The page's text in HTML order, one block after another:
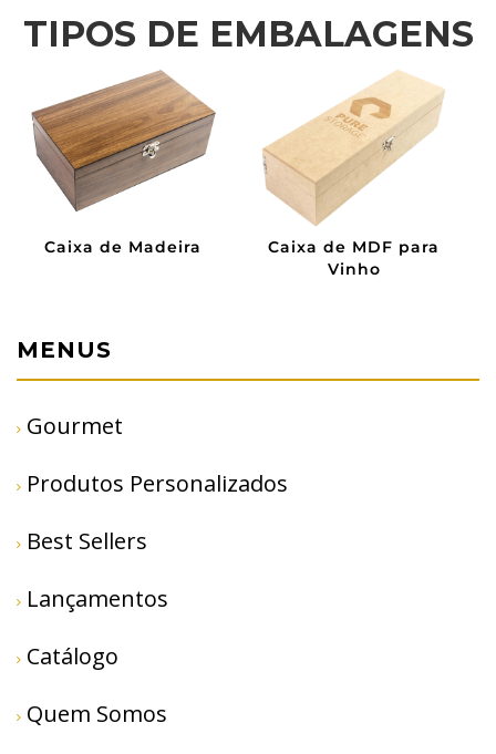
TIPOS DE EMBALAGENS
Caixa de Madeira
Caixa de MDF para
Vinho
MENUS
Gourmet
Produtos Personalizados
Best Sellers
Lançamentos
Catálogo
Quem Somos